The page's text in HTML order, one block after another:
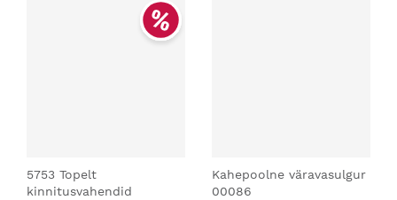
5753 Topelt
kinnitusvahendid
Kahepoolne väravasulgur
00086